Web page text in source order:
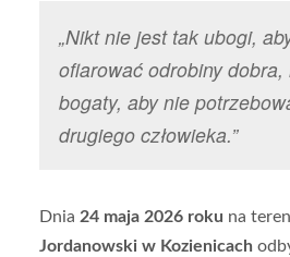
„Nikt nie jest tak ubogi,
ofiarować odrobiny
bogaty, aby nie
drugiego człowieka.”
Dnia 24 maja 2026 roku na
Jordanowski w Kozienicach